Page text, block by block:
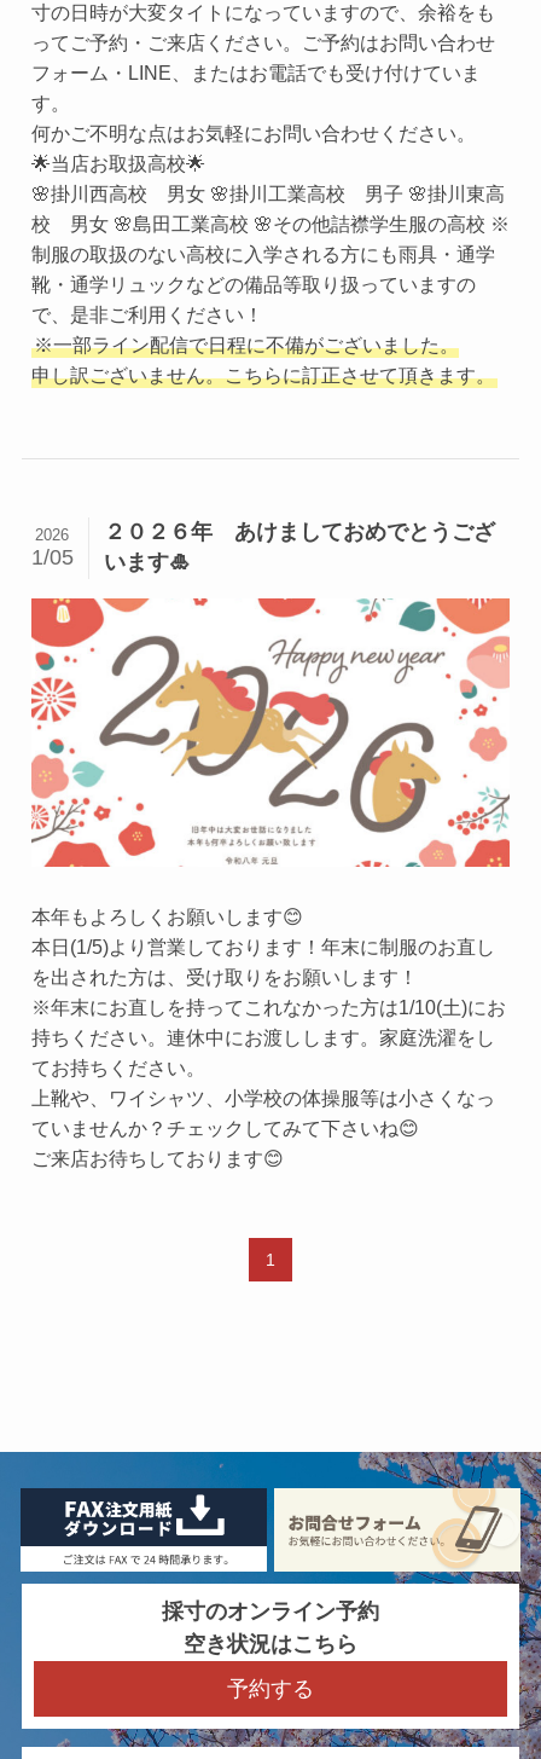
寸の日時が大変タイトになっていますので、余裕をも
ってご予約・ご来店ください。ご予約はお問い合わせ
フォーム・LINE、またはお電話でも受け付けていま
す。
何かご不明な点はお気軽にお問い合わせください。
🌟当店お取扱高校🌟
🌸掛川西高校 男女 🌸掛川工業高校 男子 🌸掛川東高
校 男女 🌸島田工業高校 🌸その他詰襟学生服の高校 ※
制服の取扱のない高校に入学される方にも雨具・通学
靴・通学リュックなどの備品等取り扱っていますの
で、是非ご利用ください！
※一部ライン配信で日程に不備がございました。
申し訳ございません。こちらに訂正させて頂きます。
２０２６年 あけましておめでとうござ
います🎍
2026
1/05
本年もよろしくお願いします😊
本日(1/5)より営業しております！年末に制服のお直し
を出された方は、受け取りをお願いします！
※年末にお直しを持ってこれなかった方は1/10(土)にお
持ちください。連休中にお渡しします。家庭洗濯をし
てお持ちください。
上靴や、ワイシャツ、小学校の体操服等は小さくなっ
ていませんか？チェックしてみて下さいね😊
ご来店お待ちしております😊
1
採寸のオンライン予約
空き状況はこちら
予約する